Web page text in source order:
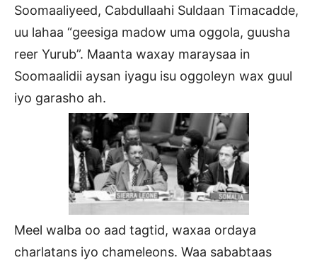
Soomaaliyeed, Cabdullaahi Suldaan Timacadde,
uu lahaa “geesiga madow uma oggola, guusha
reer Yurub”. Maanta waxay maraysaa in
Soomaalidii aysan iyagu isu oggoleyn wax guul
iyo garasho ah.
Meel walba oo aad tagtid, waxaa ordaya
charlatans iyo chameleons. Waa sababtaas